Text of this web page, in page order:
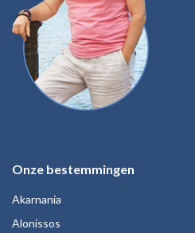
Onze bestemmingen
Akarnania
Alonissos